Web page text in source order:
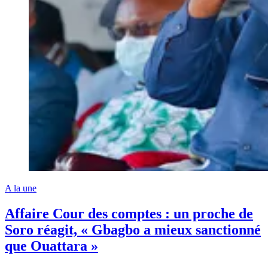
A la une
Affaire Cour des comptes : un proche de
Soro réagit, « Gbagbo a mieux sanctionné
que Ouattara »